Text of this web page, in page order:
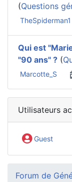
(Questions
TheSpiderman1
Qui est
"90 ans" ? (
Marcotte_S
Utilisateurs
Guest
Forum de